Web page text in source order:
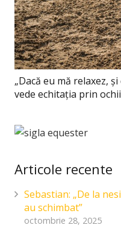
„Dacă eu mă relaxez,
vede echitația prin
Articole recente
Sebastian: „De la
au schimbat”
octombrie 28, 2025